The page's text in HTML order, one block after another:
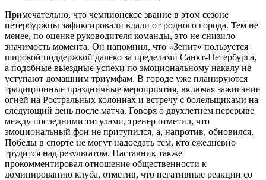
Примечательно, что чемпионское звание в этом сезоне
петербуржцы зафиксировали вдали от родного города. Тем не
менее, по оценке руководителя команды, это не снизило
значимость момента. Он напомнил, что «Зенит» пользуется
широкой поддержкой далеко за пределами Санкт-Петербурга,
а подобные выездные успехи по эмоциональному накалу не
уступают домашним триумфам. В городе уже планируются
традиционные праздничные мероприятия, включая зажигание
огней на Ростральных колоннах и встречу с болельщиками на
следующий день после матча. Говоря о двухлетнем перерыве
между последними титулами, тренер отметил, что
эмоциональный фон не притупился, а, напротив, обновился.
Победы в спорте не могут надоедать тем, кто ежедневно
трудится над результатом. Наставник также
прокомментировал отношение общественности к
доминированию клуба, отметив, что негативные реакции со